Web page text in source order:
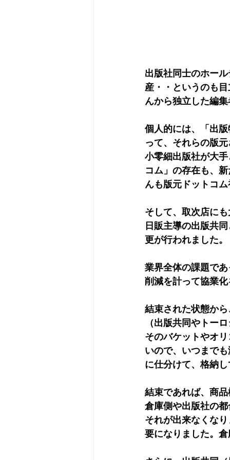
出版社同士のホー
産・・というのも
んから独立した編
個人的には、「出
って、それらの版
小零細出版社が大
コム」の存在も、
んも版元ドットコ
そして、取次店に
日販主導の出版共
更が行われました。
業界全体の課題で
削減を計って協業
結束された状態か
（出版共同やトー
そのバケットやオ
いので、いつまで
に仕分けて、格納
結束であれば、商
倉庫側や出版社の
それが出来なくな
要になりました。